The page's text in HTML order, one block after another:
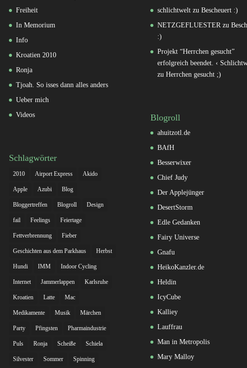
Freiheit
In Memorium
Info
Kroatien 2010
Ronja
Tjoah. So isses dann alles anders
Ueber mich
Videos
Schlagwörter
2010 Airport Express Akido
Apple Azubi Blog
Bloggertreffen Blogroll Design
fail Feelings Feiertage
Fettverbrennung Fieber
Geschichten aus dem Parkhaus Herbst
Hundi IMM Indoor Cycling
Internet Jammerlappen Karlsruhe
Kroatien Latte Mac
Medikamente Musik Märchen
Party Pfingsten Pharmaindustrie
Puls Ronja Scheiße Schiela
Silvester Sommer Spinning
schlichtweltzu Bescheuert :)
NETZGEFLUESTER zu
:)
Projekt “Herrchen gesucht”
erfolgreich beendet. ‹
zu Herrchen gesucht ;)
Blogroll
ahuitzotl.de
BAfH
Besserwixer
Chief Judy
Der Applejünger
DesertStorm
Edle Gedanken
Fairy Universe
Gnafu
HeikoKanzler.de
Heldin
IcyCube
Kalliey
Lauffrau
Man in Metropolis
Mary Malloy